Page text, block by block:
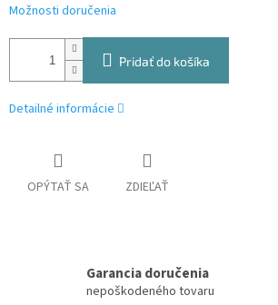
Možnosti doručenia
Pridať do košíka
Detailné informácie
OPÝTAŤ SA ZDIEĽAŤ
Garancia doručenia
nepoškodeného tovaru